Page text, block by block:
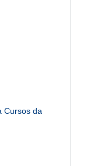
Cursos da